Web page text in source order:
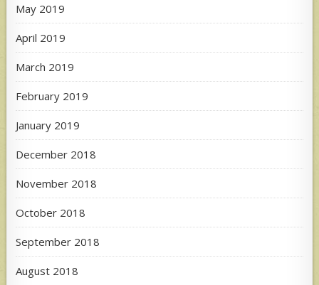
May 2019
April 2019
March 2019
February 2019
January 2019
December 2018
November 2018
October 2018
September 2018
August 2018